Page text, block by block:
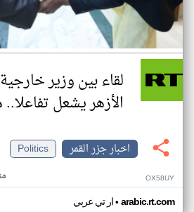
لقاء بين وزير
الأزهر يشعل
اخبار جزر القمر
Politics
OX58UY
ار تي عربي• arabic.rt.com